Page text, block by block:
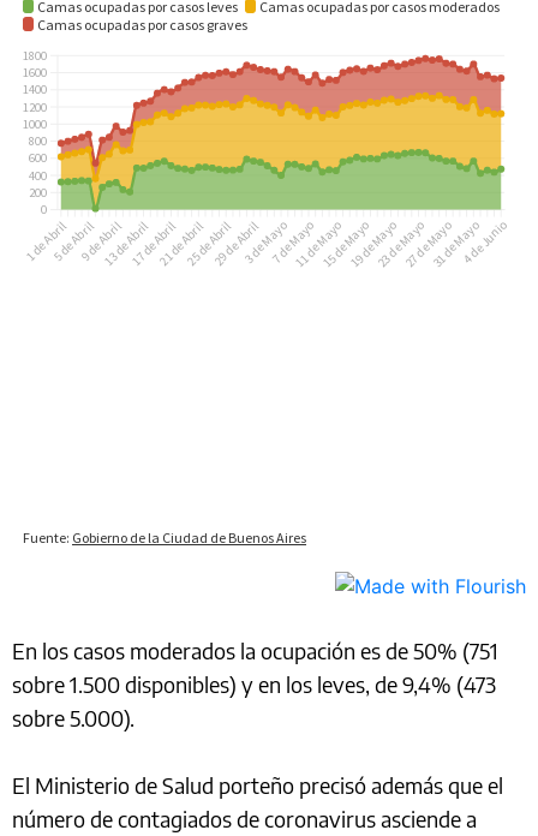
En los casos moderados la ocupación es de 50% (751
sobre 1.500 disponibles) y en los leves, de 9,4% (473
sobre 5.000).
El Ministerio de Salud porteño precisó además que el
número de contagiados de coronavirus asciende a